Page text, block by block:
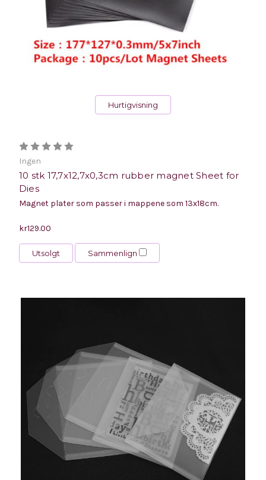
Hurtigvisning
Ingen
10 stk 17,7x12,7x0,3cm rubber magnet Sheet for
Dies
Magnet plater som passer i mappene som 13x18cm.
kr129.00
Utsolgt Sammenlign